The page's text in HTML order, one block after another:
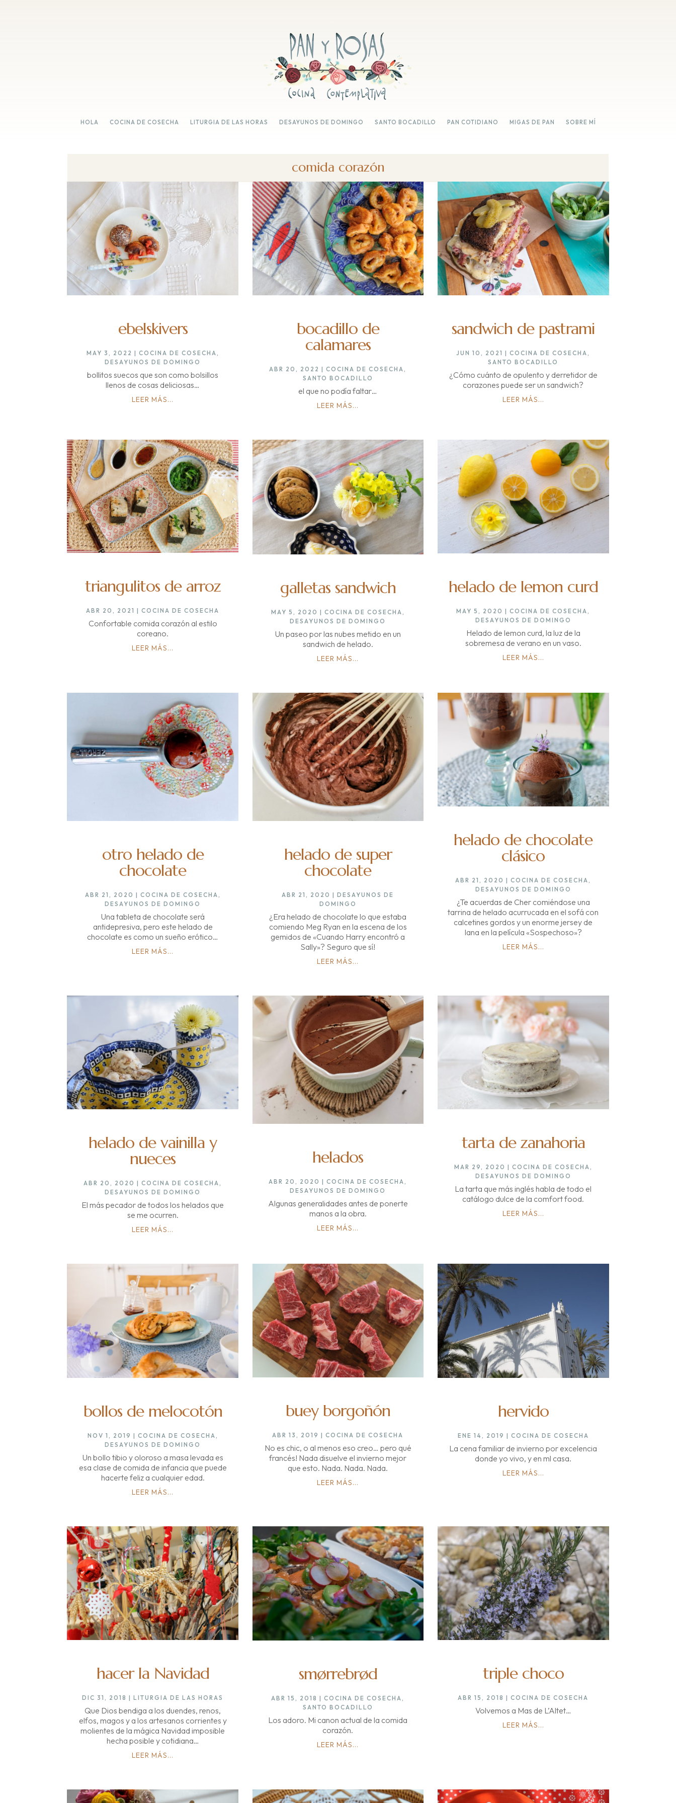
HOLA COCINA DE COSECHA LITURGIA DE LAS HORAS DESAYUNOS DE DOMINGO SANTO BOCADILLO PAN COTIDIANO MIGAS DE PAN SOBRE MÍ
comida corazón
ebelskivers
MAY 3, 2022 | COCINA DE COSECHA
DESAYUNOS DE DOMINGO
bollitos suecos que son como bolsillos
llenos de cosas deliciosas…
LEER MÁS...
bocadillo de
calamares
ABR 20, 2022 |COCINA DE COSECHA
SANTO BOCADILLO
el que no podía faltar…
LEER MÁS...
sandwich de pastrami
JUN 10, 2021 |COCINA DE COSECHA
SANTO BOCADILLO
¿Cómo cuánto de opulento y derretidor de
corazones puede ser un sandwich?
LEER MÁS...
triangulitos de arroz
ABR 20, 2021 |COCINA DE COSECHA
Confortable comida corazón al estilo
coreano.
LEER MÁS...
galletas sandwich
MAY 5, 2020 | COCINA DE COSECHA
DESAYUNOS DE DOMINGO
Un paseo por las nubes metido en un
sandwich de helado.
LEER MÁS...
helado de lemon curd
MAY 5, 2020 |COCINA DE COSECHA
DESAYUNOS DE DOMINGO
Helado de lemon curd, la luz de la
sobremesa de verano en un vaso.
LEER MÁS...
otro helado de
chocolate
ABR 21, 2020 | COCINA DE COSECHA ,
DESAYUNOS DE DOMINGO
Una tableta de chocolate será
antidepresiva, pero este helado de
chocolate es como un sueño erótico…
LEER MÁS...
helado de super
chocolate
ABR 21, 2020 |DESAYUNOS DE
DOMINGO
¿Era helado de chocolate lo que estaba
comiendo Meg Ryan en la escena de los
gemidos de «Cuando Harry encontró a
Sally»? Seguro que sí!
LEER MÁS...
helado de chocolate
clásico
ABR 21, 2020 |COCINA DE COSECHA
DESAYUNOS DE DOMINGO
¿Te acuerdas de Cher comiéndose una
tarrina de helado acurrucada en el sofá con
calcetines gordos y un enorme jersey de
lana en la película «Sospechoso»?
LEER MÁS...
helado de vainilla y
nueces
ABR 20, 2020 |COCINA DE COSECHA
DESAYUNOS DE DOMINGO
El más pecador de todos los helados que
se me ocurren.
LEER MÁS...
helados
ABR 20, 2020 |COCINA DE COSECHA ,
DESAYUNOS DE DOMINGO
Algunas generalidades antes de ponerte
manos a la obra.
LEER MÁS...
tarta de zanahoria
MAR 29, 2020 | COCINA DE COSECHA ,
DESAYUNOS DE DOMINGO
La tarta que más inglés habla de todo el
catálogo dulce de la comfort food.
LEER MÁS...
bollos de melocotón
NOV 1, 2019 | COCINA DE COSECHA
DESAYUNOS DE DOMINGO
Un bollo tibio y oloroso a masa levada es
esa clase de comida de infancia que puede
hacerte feliz a cualquier edad.
LEER MÁS...
buey borgoñón
ABR 13, 2019 |COCINA DE COSECHA
No es chic, o al menos eso creo… pero qué
francés! Nada disuelve el invierno mejor
que esto. Nada. Nada. Nada.
LEER MÁS...
hervido
ENE 14, 2019 | COCINA DE COSECHA
La cena familiar de invierno por excelencia
donde yo vivo, y en ml casa.
LEER MÁS...
hacer la Navidad
DIC 31, 2018 |LITURGIA DE LAS HORAS
Que Dios bendiga a los duendes, renos,
elfos, magos y a los artesanos corrientes y
molientes de la mágica Navidad imposible
hecha posible y cotidiana…
LEER MÁS...
smørrebrød
ABR 15, 2018 |COCINA DE COSECHA
SANTO BOCADILLO
Los adoro. Mi canon actual de la comida
corazón.
LEER MÁS...
triple choco
ABR 15, 2018 |COCINA DE COSECHA
Volvemos a Mas de L’Altet…
LEER MÁS...